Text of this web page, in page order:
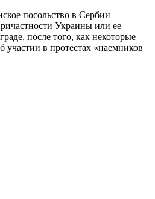
посольство в Сербии
Украины или ее
после того, как некоторые
в протестах «наемников